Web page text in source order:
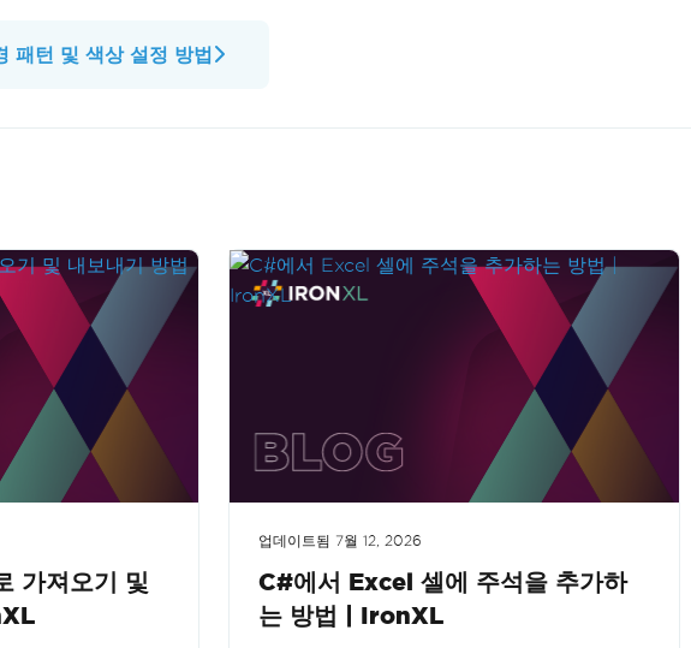
패턴 및 색상 설정 방법
가져오기 및
업데이트됨 7월 12, 2026
C#에서 Excel 셀에 주석을 추가하
는 방법 | IronXL